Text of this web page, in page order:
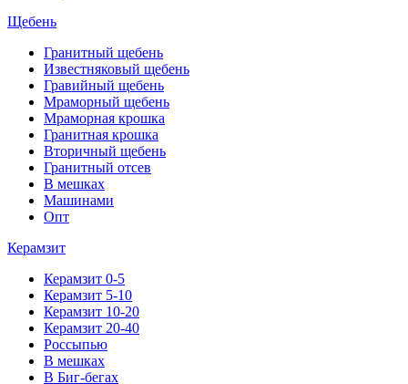
Щебень
Гранитный щебень
Известняковый щебень
Гравийный щебень
Мраморный щебень
Мраморная крошка
Гранитная крошка
Вторичный щебень
Гранитный отсев
В мешках
Машинами
Опт
Керамзит
Керамзит 0-5
Керамзит 5-10
Керамзит 10-20
Керамзит 20-40
Россыпью
В мешках
В Биг-бегах